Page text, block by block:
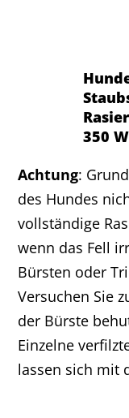
350 W
Achtung:
des Hundes
vollständige
wenn das Fell
Bürsten oder
Versuchen Sie
der Bürste
Einzelne
lassen sich mit